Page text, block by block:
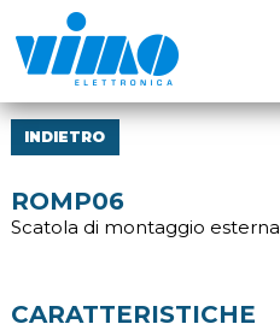
INDIETRO
ROMP06
Scatola di montaggio
CARATTERISTICHE